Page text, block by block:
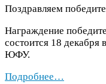
Поздравляем
Награждение
состоится 18 декабря в
ЮФУ.
Подробнее…